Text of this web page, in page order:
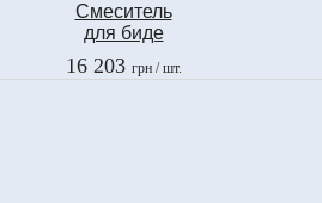
Смеситель
для биде
Fima
BRICK CHIC
16 203 грн/ шт.